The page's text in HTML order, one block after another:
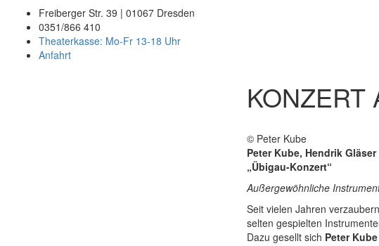
Freiberger Str. 39 | 01067 Dresden
0351/866 410
Theaterkasse: Mo-Fr 13-18 Uhr
Anfahrt
KONZERT
© Peter Kube
Peter Kube, Hendrik
„Übigau-Konzert“
Außergewöhnliche
Seit vielen Jahren verzaubern
selten gespielten
Dazu gesellt sich Peter Kube